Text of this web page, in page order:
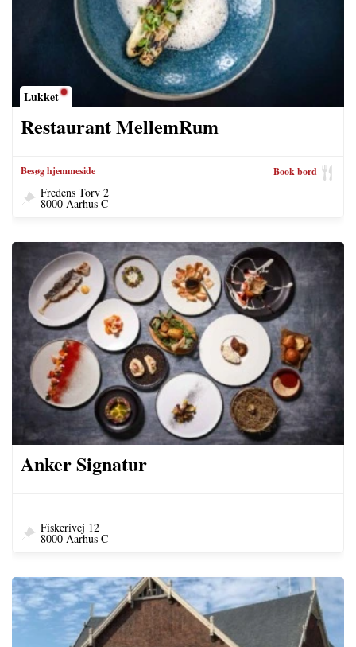
Lukket
Restaurant MellemRum
Besøg hjemmeside Book bord
Fredens Torv 2
8000 Aarhus C
Anker Signatur
Fiskerivej 12
8000 Aarhus C